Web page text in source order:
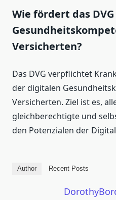
Wie fördert das
Versicherten?
Das DVG verpflichtet
der digitalen
Versicherten. Ziel ist es,
gleichberechtigte und
den Potenzialen der
Author Recent Posts